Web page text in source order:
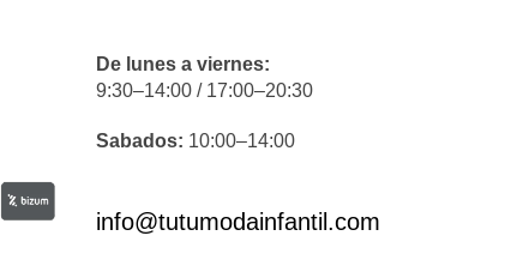
De lunes a viernes:
9:30–14:00 / 17:00–20:30
Sabados: 10:00–14:00
info@tutumodainfantil.com